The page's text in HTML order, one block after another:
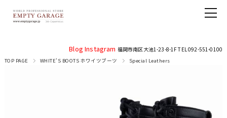
Blog Instagram 福岡市南区大池1-23-8-1F TEL 092-551-0100
TOP PAGE WHITE'S BOOTS ホワイツブーツ Special Leathers